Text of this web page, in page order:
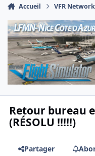
Accueil VFR Network
Retour bureau
(RÉSOLU !!!!!)
Partager